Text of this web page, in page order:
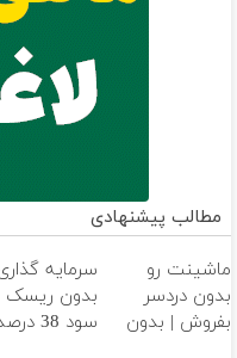
مطالب پیشنهادی
ماشینت رو
بدون دردسر
بفروش | بدون
سرمایه
بدون ریسک
سود 38